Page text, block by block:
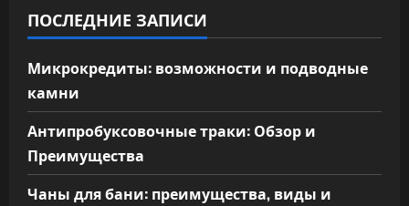
ПОСЛЕДНИЕ ЗАПИСИ
Микрокредиты: возможности и подводные
камни
Антипробуксовочные траки: Обзор и
Преимущества
Чаны для бани: преимущества, виды и